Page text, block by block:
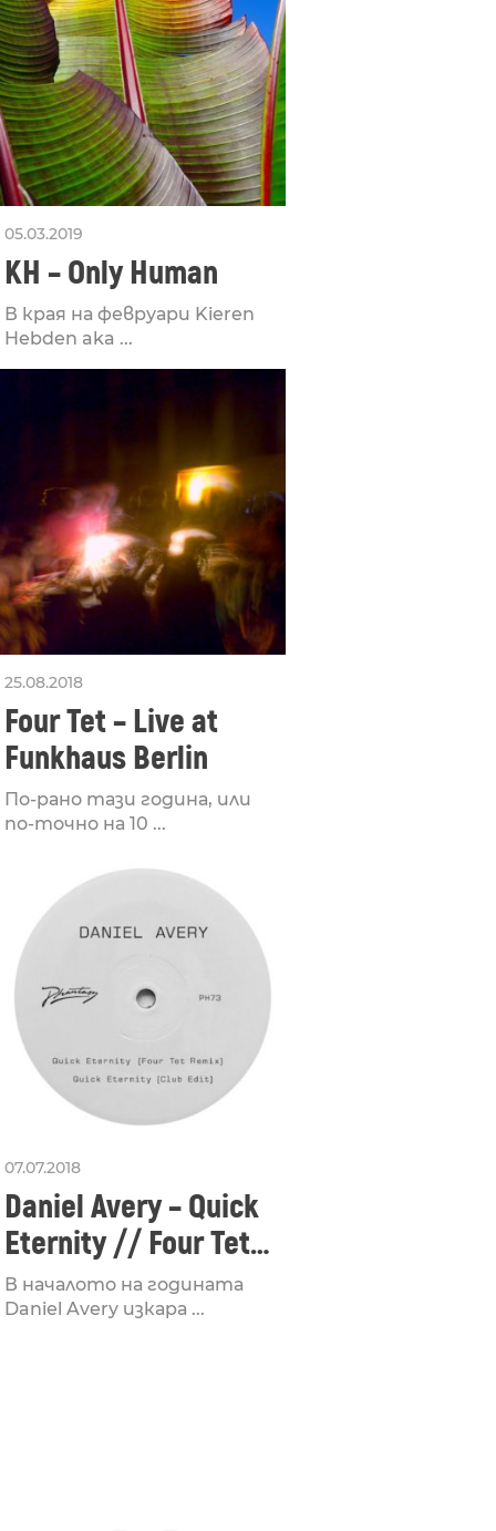
05.03.2019
KH – Only Human
В края на февруари Kieren
Hebden aka ...
25.08.2018
Four Tet – Live at
Funkhaus Berlin
По-рано тази година, или
по-точно на 10 ...
07.07.2018
Daniel Avery – Quick
Eternity // Four Tet
Remix
В началото на годината
Daniel Avery изкара ...